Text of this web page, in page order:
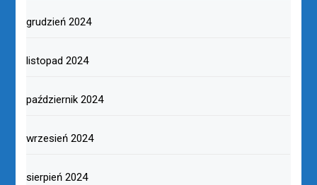
grudzień 2024
listopad 2024
październik 2024
wrzesień 2024
sierpień 2024